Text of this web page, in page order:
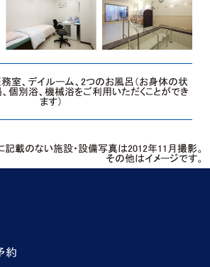
務室、デイルーム、2つのお風呂（お身体の状
個別浴、機械浴をご利用いただくことができ
ます）
記載のない施設・設備写真は2012年11月撮影。
その他はイメージです。
約